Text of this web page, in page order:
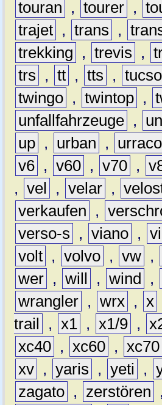
touran , tourer ,
trajet , trans ,
trekking
, trevis ,
trs
, tt , tts ,
twingo , twintop ,
unfallfahrzeuge ,
up , urban , urraco
v6 , v60 , v70 ,
, vel , velar ,
verkaufen
,
verso-s
, viano ,
volt , volvo , vw ,
wer , will , wind ,
wrangler , wrx , x
trail
, x1 , x1/9 ,
xc40 , xc60 , xc70
xv , yaris , yeti ,
zagato , zerstören ,